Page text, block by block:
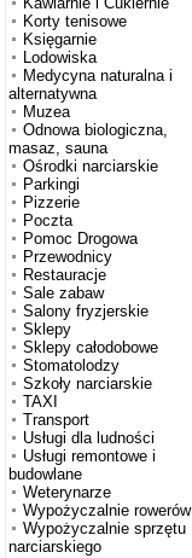
Korty tenisowe
Księgarnie
Lodowiska
Medycyna naturalna i
alternatywna
Muzea
Odnowa biologiczna,
masaz, sauna
Ośrodki narciarskie
Parkingi
Pizzerie
Poczta
Pomoc Drogowa
Przewodnicy
Restauracje
Sale zabaw
Salony fryzjerskie
Sklepy
Sklepy całodobowe
Stomatolodzy
Szkoły narciarskie
TAXI
Transport
Usługi dla ludności
Usługi remontowe i
budowlane
Weterynarze
Wypożyczalnie rowerów
Wypożyczalnie sprzętu
narciarskiego